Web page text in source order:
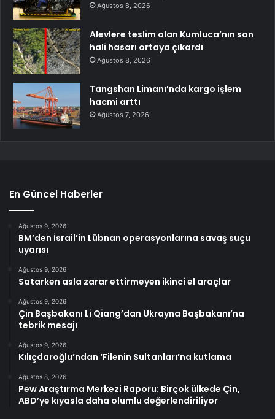
Ağustos 8, 2026
Alevlere teslim olan Kumluca’nın son
hali hasarı ortaya çıkardı
Ağustos 8, 2026
Tangshan Limanı’nda kargo işlem
hacmi arttı
Ağustos 7, 2026
En Güncel Haberler
Ağustos 9, 2026
BM’den İsrail’in Lübnan operasyonlarına savaş suçu
uyarısı
Ağustos 9, 2026
Satarken asla zarar ettirmeyen ikinci el araçlar
Ağustos 9, 2026
Çin Başbakanı Li Qiang’dan Ukrayna Başbakanı’na
tebrik mesajı
Ağustos 9, 2026
Kılıçdaroğlu’ndan ‘Filenin Sultanları’na kutlama
Ağustos 8, 2026
Pew Araştırma Merkezi Raporu: Birçok ülkede Çin,
ABD’ye kıyasla daha olumlu değerlendiriliyor